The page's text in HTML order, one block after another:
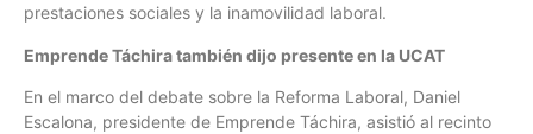
prestaciones sociales y la inamovilidad laboral.
Emprende Táchira también dijo presente en la UCAT
En el marco del debate sobre la Reforma Laboral, Daniel
Escalona, presidente de Emprende Táchira, asistió al recinto